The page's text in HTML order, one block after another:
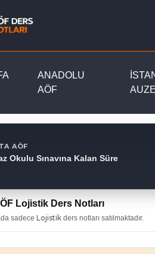
ANADOLU
AÖF
AÖF
Okulu Sınavına Kalan Süre
Lojistik Ders Notları
sadece Lojistik ders notları satılmaktadır.